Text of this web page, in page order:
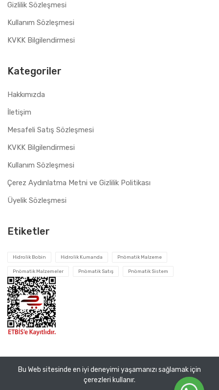
Gizlilik Sözleşmesi
Kullanım Sözleşmesi
KVKK Bilgilendirmesi
Kategoriler
Hakkımızda
İletişim
Mesafeli Satış Sözleşmesi
KVKK Bilgilendirmesi
Kullanım Sözleşmesi
Çerez Aydınlatma Metni ve Gizlilik Politikası
Üyelik Sözleşmesi
Etiketler
Hidrolik Bobin Hidrolik Kumanda Pnömatik Malzeme
Pnömatik Malzemeler Pnömatik Satış Pnömatik Sistem
Tüm hakları saklıdır © Pnomatik Valf2026. VEMA Pnömatik
San. ve Tic. A.Ş.
Bu Web sitesinde en iyi deneyimi yaşamanızı sağlamak için
çerezleri kullanır.